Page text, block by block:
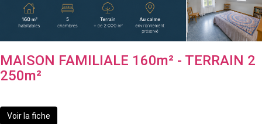
MAISON FAMILIALE 160m² - TERRAIN 2
250m²
Voir la fiche